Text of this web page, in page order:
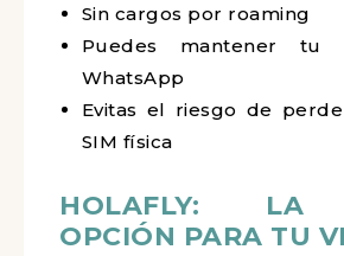
Sin cargos por roaming
Puedes mantener tu
WhatsApp
Evitas el riesgo de
SIM física
HOLAFLY: LA
OPCIÓN PARA TU